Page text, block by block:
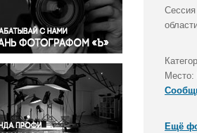
Правосудие
Происшествия и конфликты
Религия
Светская жизнь
Спорт
Экология
Экономика и бизнес
Место:
Ещё